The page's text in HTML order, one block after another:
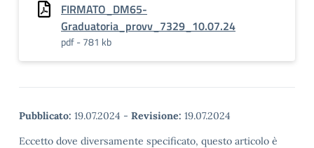
FIRMATO_DM65-
Graduatoria_provv_7329_10.07.24
pdf - 781 kb
Pubblicato: 19.07.2024 - Revisione: 19.07.2024
Eccetto dove diversamente specificato, questo articolo è